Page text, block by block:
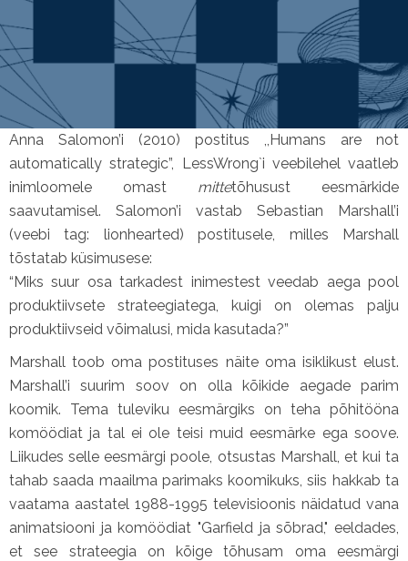
Anna Salomon’i (2010) postitus ,,Humans are not
automatically strategic”, LessWrong`i veebilehel vaatleb
inimloomele omast mittetõhusust eesmärkide
saavutamisel. Salomon’i vastab Sebastian Marshall’i
(veebi tag: lionhearted) postitusele, milles Marshall
tõstatab küsimusese:
“Miks suur osa tarkadest inimestest veedab aega pool
produktiivsete strateegiatega, kuigi on olemas palju
produktiivseid võimalusi, mida kasutada?”
Marshall toob oma postituses näite oma isiklikust elust.
Marshall’i suurim soov on olla kõikide aegade parim
koomik. Tema tuleviku eesmärgiks on teha põhitööna
komöödiat ja tal ei ole teisi muid eesmärke ega soove.
Liikudes selle eesmärgi poole, otsustas Marshall, et kui ta
tahab saada maailma parimaks koomikuks, siis hakkab ta
vaatama aastatel 1988-1995 televisioonis näidatud vana
animatsiooni ja komöödiat "Garfield ja sõbrad," eeldades,
et see strateegia on kõige tõhusam oma eesmärgi